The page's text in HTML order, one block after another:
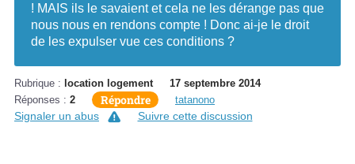
! MAIS ils le savaient et cela ne les dérange pas que
nous nous en rendons compte ! Donc ai-je le droit
de les expulser vue ces conditions ?
Rubrique : location logement
17 septembre 2014
Réponses : 2 Répondre tatanono
Signaler un abus Suivre cette discussion